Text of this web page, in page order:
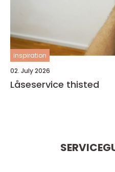
inspiration
02. July 2026
Låseservice thisted